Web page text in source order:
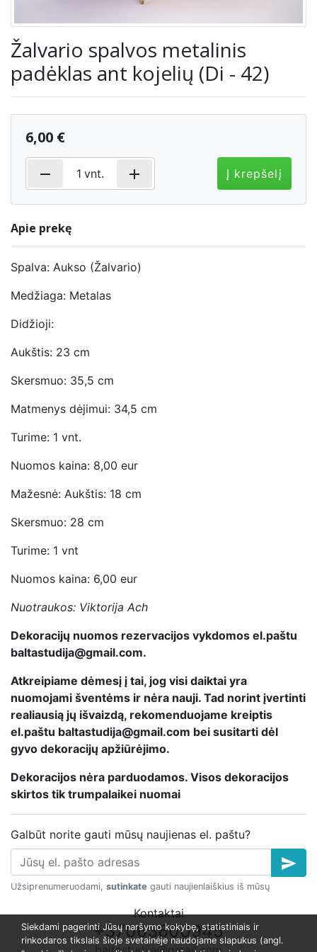
Žalvario spalvos metalinis
padėklas ant kojelių (Di - 42)
6,00 €
remove 1 vnt. add Į krepšelį
Apie prekę
Spalva: Aukso (Žalvario)
Medžiaga: Metalas
Didžioji:
Aukštis: 23 cm
Skersmuo: 35,5 cm
Matmenys dėjimui: 34,5 cm
Turime: 1 vnt.
Nuomos kaina: 8,00 eur
Mažesnė: Aukštis: 18 cm
Skersmuo: 28 cm
Turime: 1 vnt
Nuomos kaina: 6,00 eur
Nuotraukos: Viktorija Ach
Dekoracijų nuomos rezervacijos vykdomos el.paštu
baltastudija@gmail.com.
Atkreipiame dėmesį į tai, jog visi daiktai yra
nuomojami šventėms ir nėra nauji. Tad norint įvertinti
realiausią jų išvaizdą, rekomenduojame kreiptis
el.paštu baltastudija@gmail.com bei susitarti dėl
gyvo dekoracijų apžiūrėjimo.
Dekoracijos nėra parduodamos. Visos dekoracijos
skirtos tik trumpalaikei nuomai
Galbūt norite gauti mūsų naujienas el. paštu?
send
Užsiprenumeruodami, sutinkate gauti naujienlaiškius iš mūsų
Kontaktai
+37063600945
Siekdami pagerinti Jūsų naršymo kokybę, statistiniais ir
rinkodaros tikslais šioje svetainėje naudojame slapukus (angl.